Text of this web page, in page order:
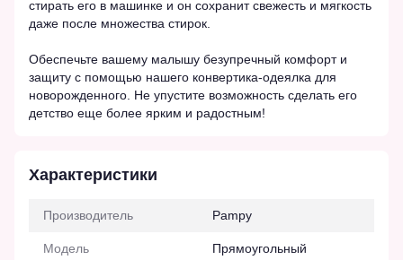
стирать его в машинке и он сохранит свежесть и мягкость
даже после множества стирок.
Обеспечьте вашему малышу безупречный комфорт и
защиту с помощью нашего конвертика-одеялка для
новорожденного. Не упустите возможность сделать его
детство еще более ярким и радостным!
Характеристики
Производитель Pampy
Модель Прямоугольный